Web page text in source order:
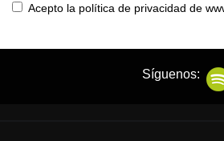
Acepto la política de privacidad de
Síguenos: